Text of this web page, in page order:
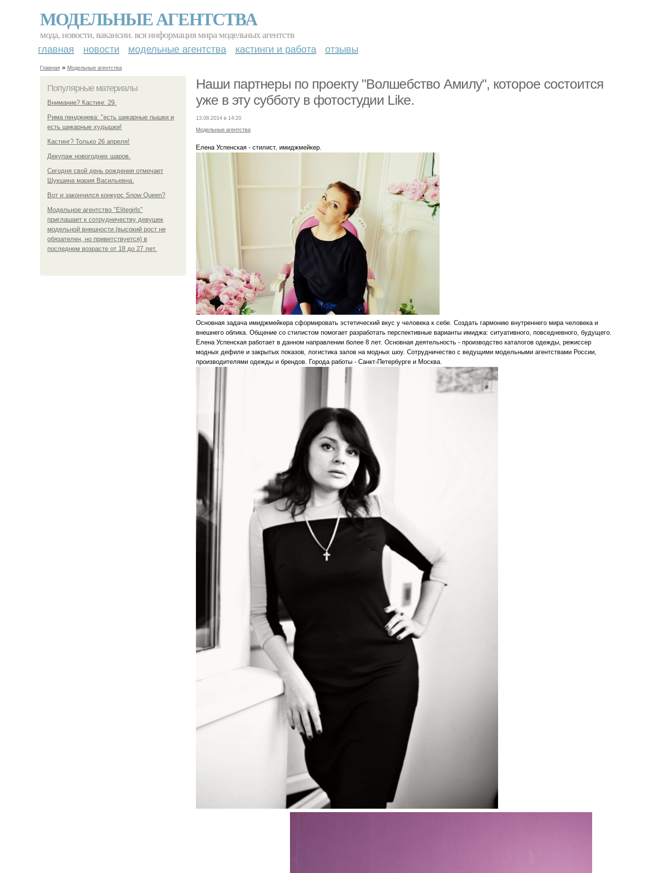
МОДЕЛЬНЫЕ АГЕНТСТВА
мода, новости, вакансии. вся информация мира модельных агентств
главная новости модельные агентства кастинги и работа отзывы
Главная » Модельные агентства
Популярные материалы
Внимание? Кастинг. 29.
Рима пенджиева: "есть шикарные пышки и
есть шикарные худышки!
Кастинг? Только 26 апреля!
Декупаж новогодних шаров.
Сегодня свой день рождения отмечает
Шукшина мария Васильевна.
Вот и закончился конкурс Snow Queen?
Модельное агентство "Elitegirls"
приглашает к сотрудничеству девушек
модельной внешности (высокий рост не
обязателен, но приветствуется) в
последнем возрасте от 18 до 27 лет.
Наши партнеры по проекту "Волшебство Амилу", которое состоится
уже в эту субботу в фотостудии Like.
13.08.2014 в 14:20
Модельные агентства
Елена Успенская - стилист, имиджмейкер.
Основная задача имиджмейкера сформировать эстетический вкус у человека к себе. Создать гармонию внутреннего мира человека и
внешнего облика. Общение со стилистом помогает разработать перспективные варианты имиджа: ситуативного, повседневного, будущего.
Елена Успенская работает в данном направлении более 8 лет. Основная деятельность - производство каталогов одежды, режиссер
модных дефиле и закрытых показов, логистика залов на модных шоу. Сотрудничество с ведущими модельными агентствами России,
производителями одежды и брендов. Города работы - Санкт-Петербурге и Москва.